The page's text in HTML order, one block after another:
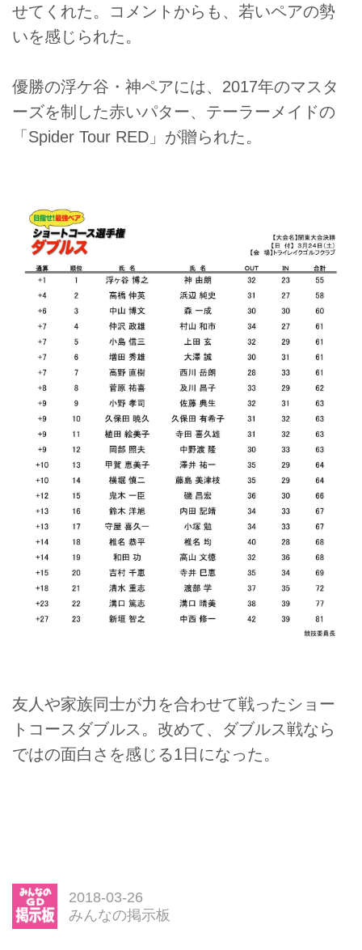
せてくれた。コメントからも、若いペアの勢
いを感じられた。
優勝の浮ケ谷・神ペアには、2017年のマスタ
ーズを制した赤いパター、テーラーメイドの
「Spider Tour RED」が贈られた。
友人や家族同士が力を合わせて戦ったショー
トコースダブルス。改めて、ダブルス戦なら
ではの面白さを感じる1日になった。
2018-03-26
みんなの掲示板